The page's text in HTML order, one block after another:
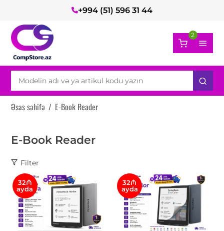
+994 (51) 596 31 44
2
Əsas səhifə / E-Book Reader
E-Book Reader
Filter
32₼
ayda
32₼
ayda